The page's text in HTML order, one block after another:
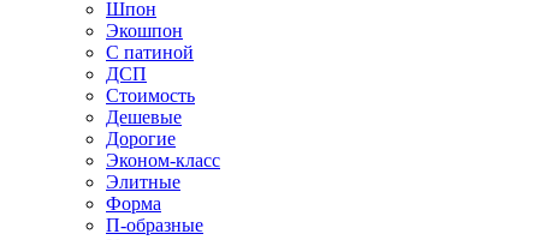
Шпон
Экошпон
С патиной
ДСП
Стоимость
Дешевые
Дорогие
Эконом-класс
Элитные
Форма
П-образные